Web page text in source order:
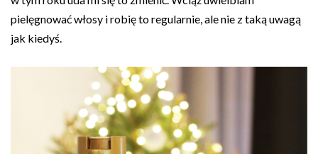
pielęgnować włosy i robię to regularnie, ale nie z taką uwagą
jak kiedyś.